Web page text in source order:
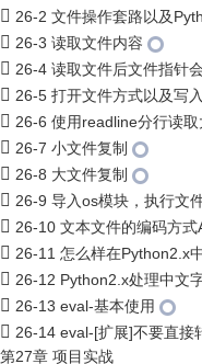
26-2 文件操作套路以及
26-3 读取文件内容
26-4 读取文件后文件指针
26-5 打开文件方式以及写
26-6 使用readline分行读取
26-7 小文件复制
26-8 大文件复制
26-9 导入os模块，执行文
26-10 文本文件的编码方式
26-11 怎么样在Python2.x
26-12 Python2.x处理中文
26-13 eval-基本使用
26-14 eval-[扩展]不要直接
第27章 项目实战